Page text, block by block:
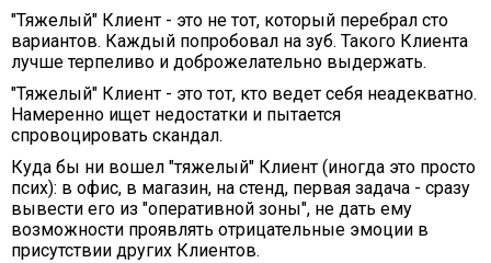
"Тяжелый" Клиент - это не тот, который перебрал сто
вариантов. Каждый попробовал на зуб. Такого Клиента
лучше терпеливо и доброжелательно выдержать.
"Тяжелый" Клиент - это тот, кто ведет себя неадекватно.
Намеренно ищет недостатки и пытается
спровоцировать скандал.
Куда бы ни вошел "тяжелый" Клиент (иногда это просто
псих): в офис, в магазин, на стенд, первая задача - сразу
вывести его из "оперативной зоны", не дать ему
возможности проявлять отрицательные эмоции в
присутствии других Клиентов.